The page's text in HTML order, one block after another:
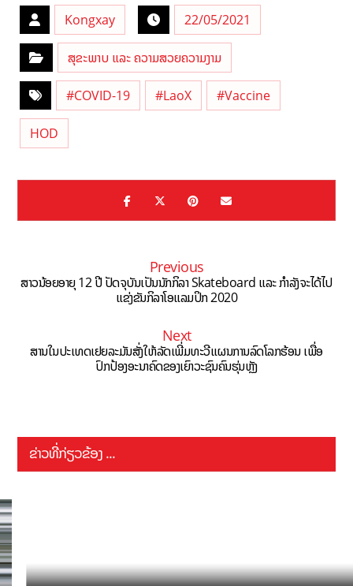
Kongxay 22/05/2021
ສຸຂະພາບ ແລະ ຄວາມສວຍຄວາມງາມ
#COVID-19 #LaoX #Vaccine
HOD
Previous
ສາວນ້ອຍອາຍຸ 12 ປີ ປັດຈຸບັນເປັນນັກກິລາ Skateboard ແລະ ກຳລັງຈະໄດ້ໄປ
ແຂ່ງຂັນກິລາໂອແລມປິກ 2020
Next
ສານໃນປະເທດເຢຍລະມັນສັ່ງໃຫ້ລັດເພີ່ມທະວີແຜນການລົດໂລກຮ້ອນ ເພື່ອ
ປົກປ້ອງອະນາຄົດຂອງເຍົາວະຊົນຄົນຮຸ່ນຫຼັງ
ຂ່າວທີ່ກ່ຽວຂ້ອງ ...